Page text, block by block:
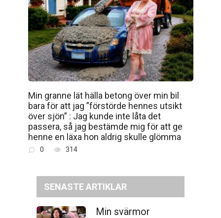
Min granne lät hälla betong över min bil
bara för att jag ”förstörde hennes utsikt
över sjön” : Jag kunde inte låta det
passera, så jag bestämde mig för att ge
henne en läxa hon aldrig skulle glömma
0 314
SENASTE ARTIKLAR
Min svärmor